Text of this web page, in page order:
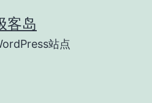
客岛
站点